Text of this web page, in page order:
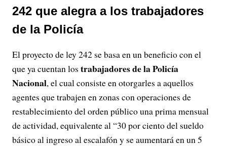
242 que alegra a los trabajadores
de la Policía
El proyecto de ley 242 se basa en un beneficio con el
que ya cuentan los trabajadores de la Policía
Nacional, el cual consiste en otorgarles a aquellos
agentes que trabajen en zonas con operaciones de
restablecimiento del orden público una prima mensual
de actividad, equivalente al “30 por ciento del sueldo
básico al ingreso al escalafón y se aumentará en un 5